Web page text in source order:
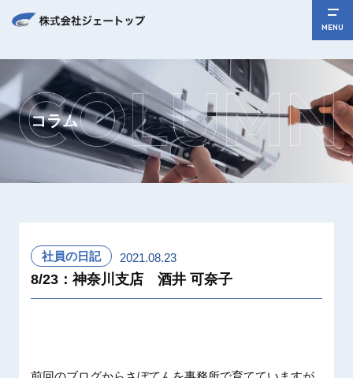
MENU
コラム
社員の日記 2021.08.23
8/23：神奈川支店 酒井 可奈子